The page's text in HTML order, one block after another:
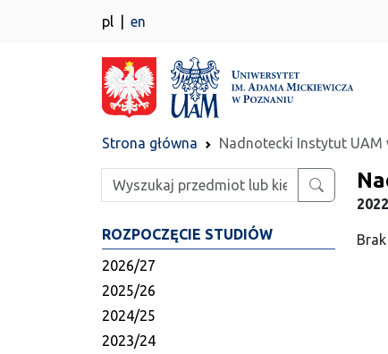
pl en
Strona główna Nadnotecki Instytut UAM
Wpisz szukaną frazę
ROZPOCZĘCIE STUDIÓW
2026/27
2025/26
2024/25
2023/24